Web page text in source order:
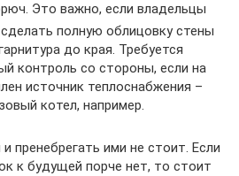
Это важно, если владельцы
полную облицовку стены
до края. Требуется
контроль со стороны, если на
источник теплоснабжения –
котел, например.
пренебрегать ими не стоит. Если
к будущей порче нет, то стоит